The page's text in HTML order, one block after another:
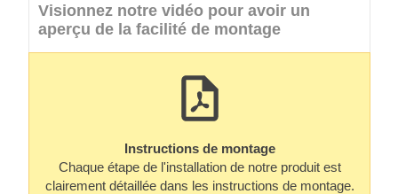
Visionnez notre vidéo pour avoir un
aperçu de la facilité de montage
Instructions de montage
Chaque étape de l'installation de notre produit est
clairement détaillée dans les instructions de montage.